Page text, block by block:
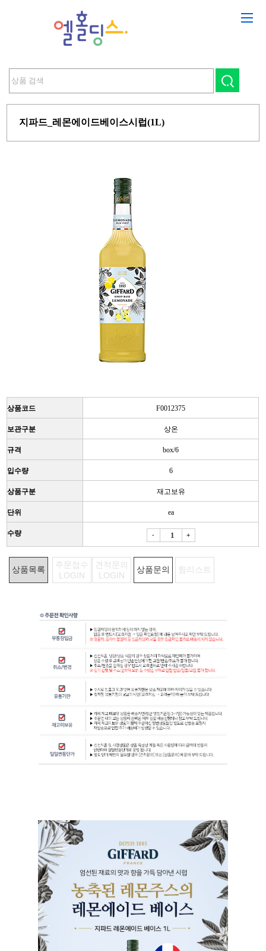
지파드_레몬에이드베이스시럽(1L)
상품코드 F0012375
보관구분 상온
규격 box/6
입수량 6
상품구분 재고보유
단위 ea
수량 - +
상품목록
주문접수
LOGIN
견적문의
LOGIN
상품문의 찜리스트